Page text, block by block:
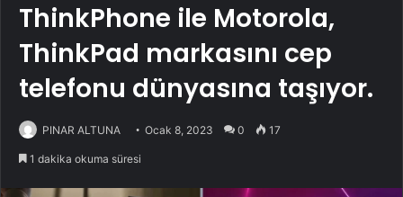
ThinkPhone ile Motorola,
ThinkPad markasını cep
telefonu dünyasına taşıyor.
PINAR ALTUNA Ocak 8, 2023 0 17
1 dakika okuma süresi